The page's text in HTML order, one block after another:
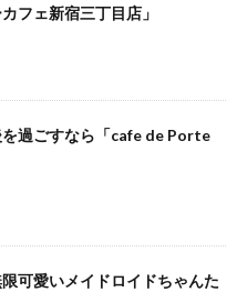
フェ新宿三丁目店」
過ごすなら「cafe de Porte
可愛いメイドロイドちゃんた